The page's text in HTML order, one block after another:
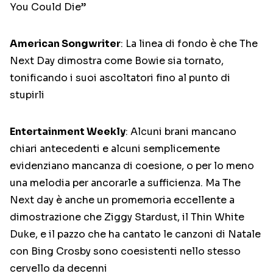
You Could Die”
American Songwriter: La linea di fondo è che The
Next Day dimostra come Bowie sia tornato,
tonificando i suoi ascoltatori fino al punto di
stupirli
Entertainment Weekly: Alcuni brani mancano
chiari antecedenti e alcuni semplicemente
evidenziano mancanza di coesione, o per lo meno
una melodia per ancorarle a sufficienza. Ma The
Next day è anche un promemoria eccellente a
dimostrazione che Ziggy Stardust, il Thin White
Duke, e il pazzo che ha cantato le canzoni di Natale
con Bing Crosby sono coesistenti nello stesso
cervello da decenni